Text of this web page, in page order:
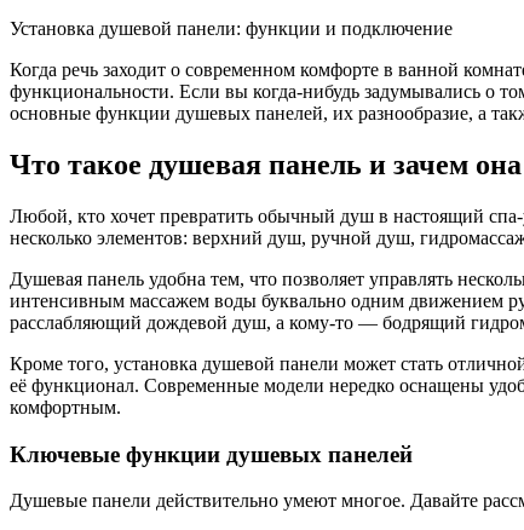
Установка душевой панели: функции и подключение
Когда речь заходит о современном комфорте в ванной
функциональности. Если вы когда-нибудь задумывались о
основные функции душевых панелей, их разнообразие, а
Что такое душевая панель и зачем
Любой, кто хочет превратить обычный душ в настоящий
несколько элементов: верхний душ, ручной душ,
Душевая панель удобна тем, что позволяет управлять
интенсивным массажем воды буквально одним движением
расслабляющий дождевой душ, а кому-то — бодрящий
Кроме того, установка душевой панели может стать
её функционал. Современные модели нередко оснащены
комфортным.
Ключевые функции душевых панелей
Душевые панели действительно умеют многое. Давайте